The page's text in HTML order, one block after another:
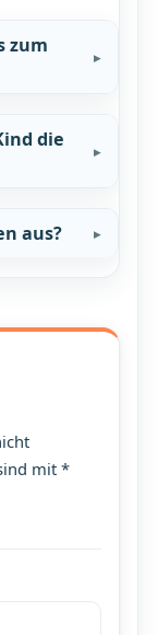
zum
die
aus?
mit *